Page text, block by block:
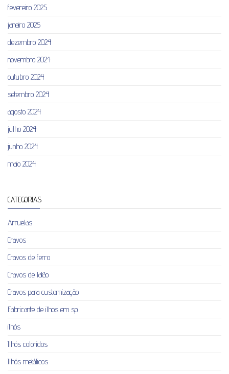
fevereiro 2025
janeiro 2025
dezembro 2024
novembro 2024
outubro 2024
setembro 2024
agosto 2024
julho 2024
junho 2024
maio 2024
CATEGORIAS
Arruelas
Cravos
Cravos de ferro
Cravos de latão
Cravos para customização
Fabricante de ilhos em sp
ilhós
Ilhós coloridos
Ilhós metálicos